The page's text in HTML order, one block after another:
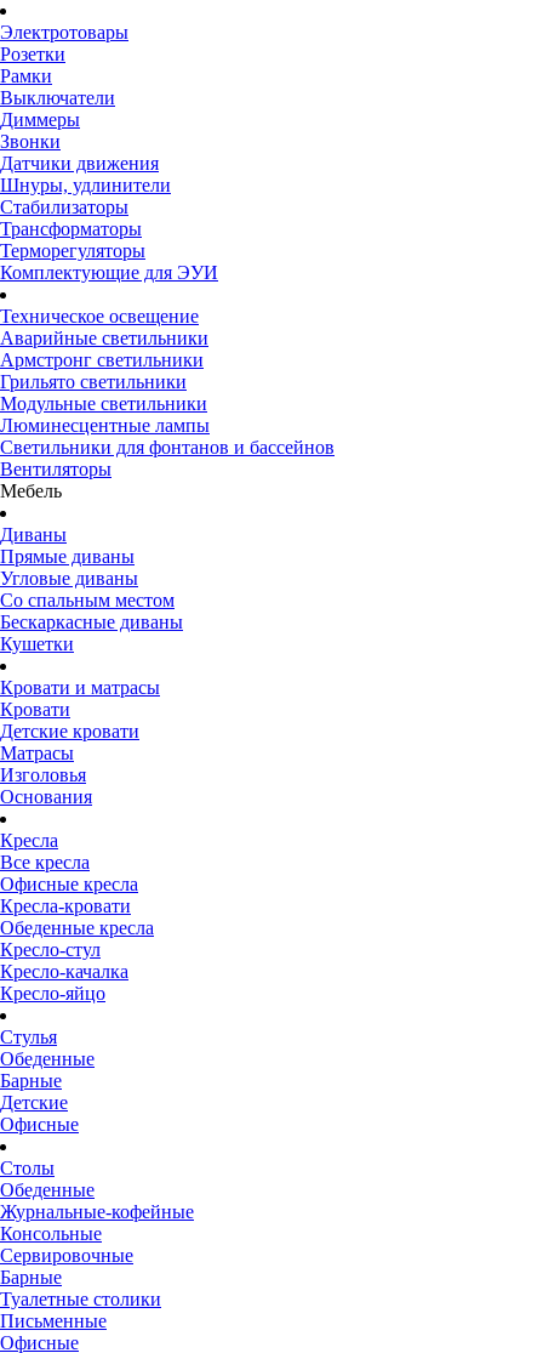
Электротовары
Розетки
Рамки
Выключатели
Диммеры
Звонки
Датчики движения
Шнуры, удлинители
Стабилизаторы
Трансформаторы
Терморегуляторы
Комплектующие для ЭУИ
Техническое освещение
Аварийные светильники
Армстронг светильники
Грильято светильники
Модульные светильники
Люминесцентные лампы
Светильники для фонтанов и бассейнов
Вентиляторы
Мебель
Диваны
Прямые диваны
Угловые диваны
Со спальным местом
Бескаркасные диваны
Кушетки
Кровати и матрасы
Кровати
Детские кровати
Матрасы
Изголовья
Основания
Кресла
Все кресла
Офисные кресла
Кресла-кровати
Обеденные кресла
Кресло-стул
Кресло-качалка
Кресло-яйцо
Стулья
Обеденные
Барные
Детские
Офисные
Столы
Обеденные
Журнальные-кофейные
Консольные
Сервировочные
Барные
Туалетные столики
Письменные
Офисные